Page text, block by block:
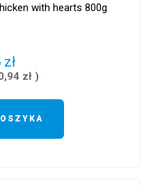
with hearts 800g
zł )